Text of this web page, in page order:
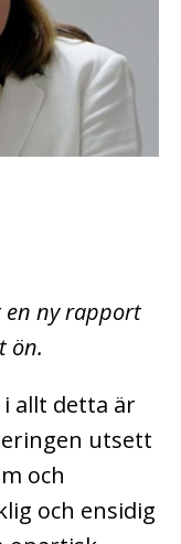
en ny rapport
ön.
i allt detta är
utsett
och
och ensidig